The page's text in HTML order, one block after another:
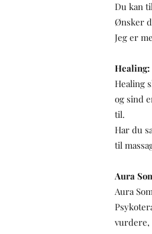
Du kan
​Ønsker
Jeg er
Healing:
Healing
og sind
til.
Har du
til
Aura
Aura
vurdere,